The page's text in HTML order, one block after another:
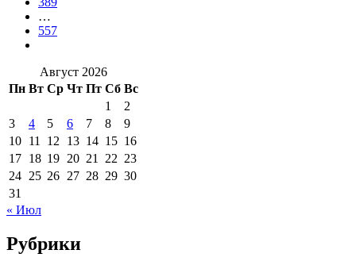
…
557
Август 2026
Пн Вт Ср Чт Пт Сб Вс
1
2
3
4 5 6 7 8
9
10 11 12 13 14 15 16
17 18 19 20 21 22 23
24 25 26 27 28 29 30
31
« Июл
Рубрики